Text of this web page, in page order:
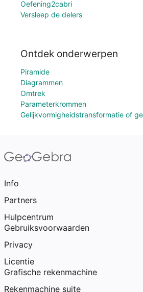
Oefening2cabri
Versleep de delers
Ontdek onderwerpen
Piramide
Diagrammen
Omtrek
Parameterkrommen
Gelijkvormigheidstransformatie of
Info
Partners
Hulpcentrum
Gebruiksvoorwaarden
Privacy
Licentie
Grafische rekenmachine
Rekenmachine suite